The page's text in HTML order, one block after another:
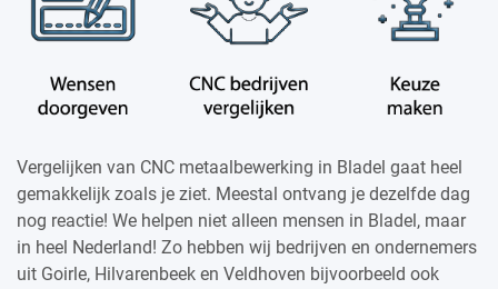
Vergelijken van CNC metaalbewerking in Bladel gaat heel
gemakkelijk zoals je ziet. Meestal ontvang je dezelfde dag
nog reactie! We helpen niet alleen mensen in Bladel, maar
in heel Nederland! Zo hebben wij bedrijven en ondernemers
uit Goirle, Hilvarenbeek en Veldhoven bijvoorbeeld ook